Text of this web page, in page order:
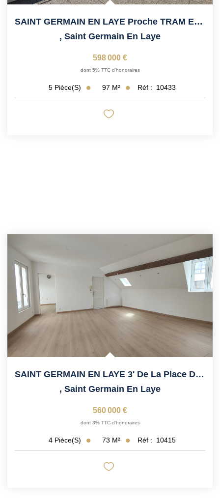
SAINT GERMAIN EN LAYE Proche TRAM Et Lycée International
, Saint Germain En Laye
598 000 €
dont 5% TTC d'honoraires
5 Pièce(s) 97 M² Réf : 10433
SAINT GERMAIN EN LAYE 3' De La Place Du Marché
, Saint Germain En Laye
560 000 €
dont 3% TTC d'honoraires
4 Pièce(s) 73 M² Réf : 10415